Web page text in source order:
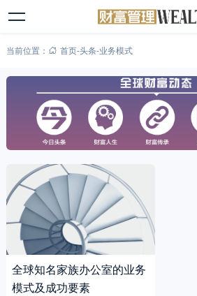
当前位置： 首页-头条-业务模式
全球知名家族办公室的业务
模式及成功要素